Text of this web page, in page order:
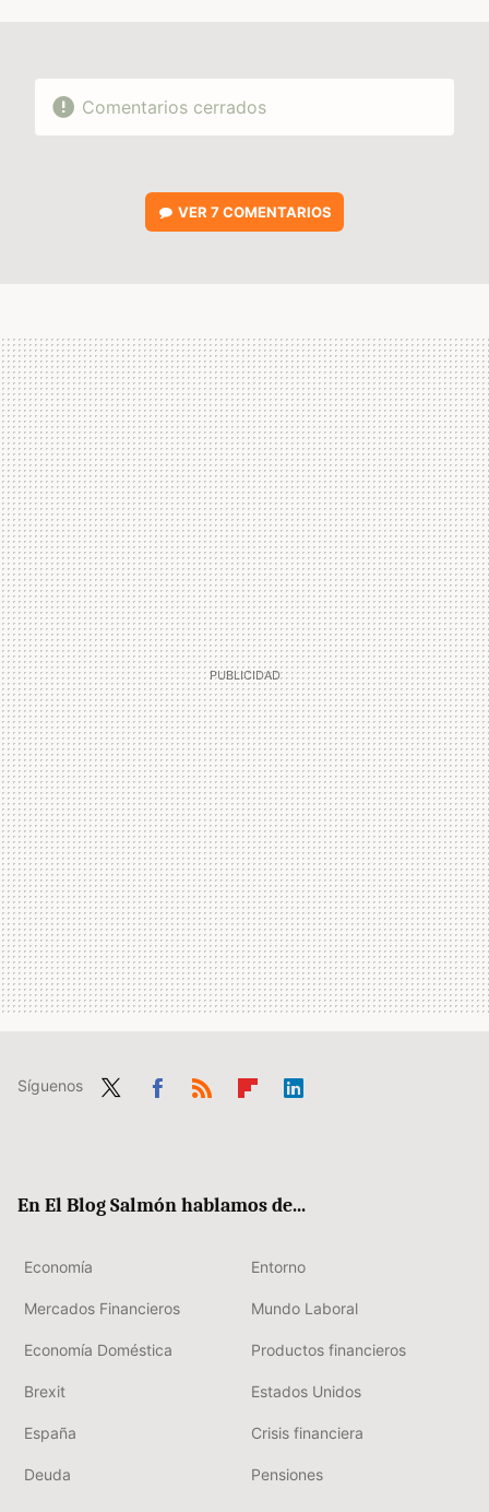
Comentarios cerrados
VER7 COMENTARIOS
Síguenos
En El Blog Salmón hablamos de...
Economía Entorno
Mercados Financieros Mundo Laboral
Economía Doméstica Productos financieros
Brexit Estados Unidos
España Crisis financiera
Deuda Pensiones